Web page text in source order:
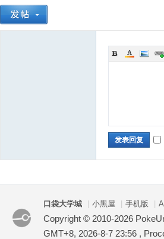
发表回复
口袋大学城 小黑屋 手机版
Copyright © 2010-2026
GMT+8, 2026-8-7 23:56 ,